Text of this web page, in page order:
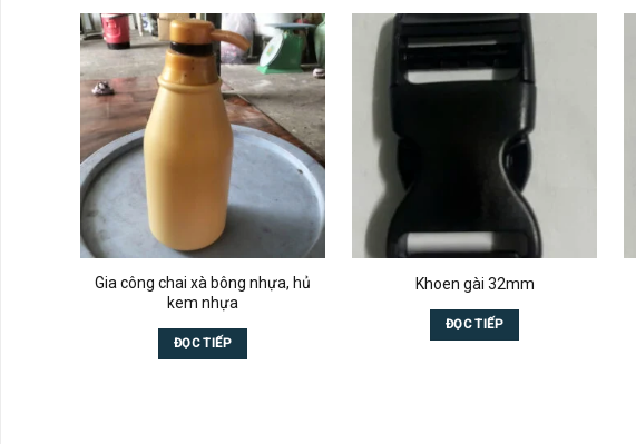
Gia công chai xà bông nhựa, hủ
kem nhựa
ĐỌC TIẾP
Khoen gài 32mm
ĐỌC TIẾP